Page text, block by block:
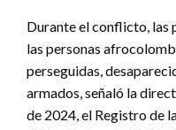
Durante el conflicto, las
las personas
perseguidas,
armados, señaló la
de 2024, el Registro de